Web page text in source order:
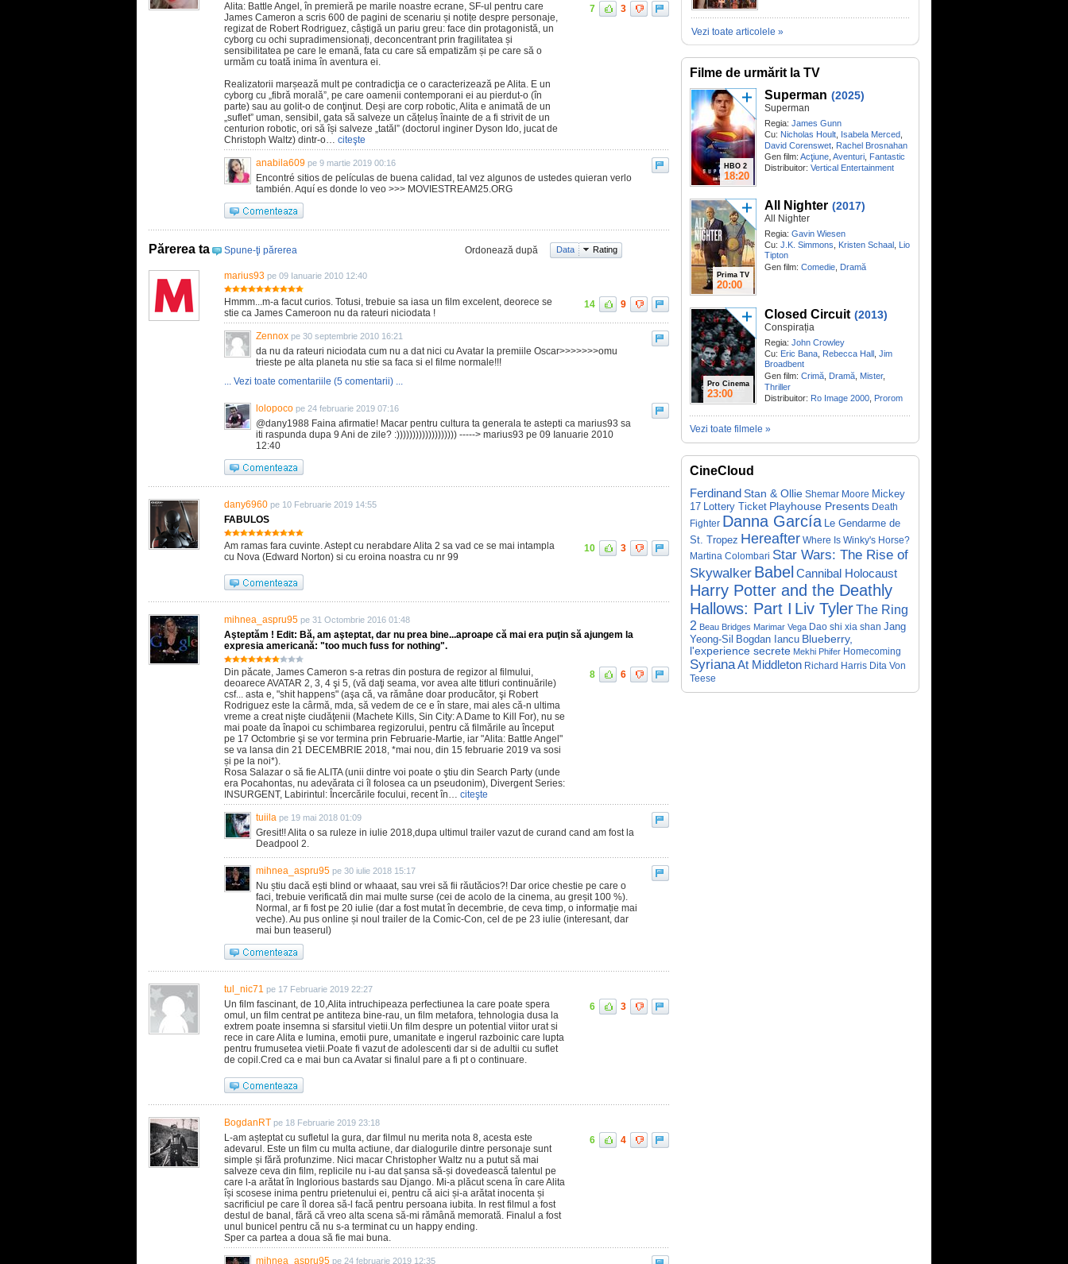
Alita: Battle Angel, în premieră pe marile noastre ecrane, SF-ul pentru care
James Cameron a scris 600 de pagini de scenariu și notițe despre personaje,
regizat de Robert Rodriguez, câștigă un pariu greu: face din protagonistă, un
cyborg cu ochi supradimensionați, deconcentrant prin fragilitatea și
sensibilitatea pe care le emană, fata cu care să empatizăm și pe care să o
urmăm cu toată inima în aventura ei.
Realizatorii marșează mult pe contradicţia ce o caracterizează pe Alita. E un
cyborg cu „fibră morală”, pe care oamenii contemporani ei au pierdut-o (în
parte) sau au golit-o de conţinut. Deși are corp robotic, Alita e animată de un
„suflet” uman, sensibil, gata să salveze un cățeluș înainte de a fi strivit de un
centurion robotic, ori să își salveze „tatăl” (doctorul inginer Dyson Ido, jucat de
Christoph Waltz) dintr-o… citeşte
7 3
anabila609 pe 9 martie 2019 00:16
Encontré sitios de películas de buena calidad, tal vez algunos de ustedes quieran verlo
también. Aquí es donde lo veo >>> MOVIESTREAM25.ORG
Părerea ta Spune-ţi părerea Ordonează după Data Rating
marius93 pe 09 Ianuarie 2010 12:40
Hmmm...m-a facut curios. Totusi, trebuie sa iasa un film excelent, deorece se
stie ca James Cameroon nu da rateuri niciodata !
14 9
Zennox pe 30 septembrie 2010 16:21
da nu da rateuri niciodata cum nu a dat nici cu Avatar la premiile Oscar>>>>>>>omu
trieste pe alta planeta nu stie sa faca si el filme normale!!!
... Vezi toate comentariile (5 comentarii) ...
lolopoco pe 24 februarie 2019 07:16
@dany1988 Faina afirmatie! Macar pentru cultura ta generala te astepti ca marius93 sa
iti raspunda dupa 9 Ani de zile? :))))))))))))))))))) -----> marius93 pe 09 Ianuarie 2010
12:40
dany6960 pe 10 Februarie 2019 14:55
FABULOS
Am ramas fara cuvinte. Astept cu nerabdare Alita 2 sa vad ce se mai intampla
cu Nova (Edward Norton) si cu eroina noastra cu nr 99
10 3
mihnea_aspru95 pe 31 Octombrie 2016 01:48
Aşteptăm ! Edit: Bă, am aşteptat, dar nu prea bine...aproape că mai era puţin să ajungem la
expresia americană: "too much fuss for nothing".
Din păcate, James Cameron s-a retras din postura de regizor al filmului,
deoarece AVATAR 2, 3, 4 şi 5, (vă daţi seama, vor avea alte titluri continuările)
csf... asta e, "shit happens" (aşa că, va rămâne doar producător, şi Robert
Rodriguez este la cârmă, mda, să vedem de ce e în stare, mai ales că-n ultima
vreme a creat nişte ciudăţenii (Machete Kills, Sin City: A Dame to Kill For), nu se
mai poate da înapoi cu schimbarea regizorului, pentru că filmările au început
pe 17 Octombrie şi se vor termina prin Februarie-Martie, iar "Alita: Battle Angel"
se va lansa din 21 DECEMBRIE 2018, *mai nou, din 15 februarie 2019 va sosi
și pe la noi*).
Rosa Salazar o să fie ALITA (unii dintre voi poate o ştiu din Search Party (unde
era Pocahontas, nu adevărata ci îl folosea ca un pseudonim), Divergent Series:
INSURGENT, Labirintul: Încercările focului, recent în… citeşte
8 6
tuiila pe 19 mai 2018 01:09
Gresit!! Alita o sa ruleze in iulie 2018,dupa ultimul trailer vazut de curand cand am fost la
Deadpool 2.
mihnea_aspru95 pe 30 iulie 2018 15:17
Nu știu dacă ești blind or whaaat, sau vrei să fii răutăcios?! Dar orice chestie pe care o
faci, trebuie verificată din mai multe surse (cei de acolo de la cinema, au greșit 100 %).
Normal, ar fi fost pe 20 iulie (dar a fost mutat în decembrie, de ceva timp, o informație mai
veche). Au pus online și noul trailer de la Comic-Con, cel de pe 23 iulie (interesant, dar
mai bun teaserul)
tul_nic71 pe 17 Februarie 2019 22:27
Un film fascinant, de 10,Alita intruchipeaza perfectiunea la care poate spera
omul, un film centrat pe antiteza bine-rau, un film metafora, tehnologia dusa la
extrem poate insemna si sfarsitul vietii.Un film despre un potential viitor urat si
rece in care Alita e lumina, emotii pure, umanitate e ingerul razboinic care lupta
pentru frumusetea vietii.Poate fi vazut de adolescenti dar si de adultii cu suflet
de copil.Cred ca e mai bun ca Avatar si finalul pare a fi pt o continuare.
6 3
BogdanRT pe 18 Februarie 2019 23:18
L-am așteptat cu sufletul la gura, dar filmul nu merita nota 8, acesta este
adevarul. Este un film cu multa actiune, dar dialogurile dintre personaje sunt
simple și fără profunzime. Nici macar Christopher Waltz nu a putut să mai
salveze ceva din film, replicile nu i-au dat șansa să-și dovedească talentul pe
care l-a arătat în Inglorious bastards sau Django. Mi-a plăcut scena în care Alita
își scosese inima pentru prietenului ei, pentru că aici și-a arătat inocenta și
sacrificiul pe care îl dorea să-l facă pentru persoana iubita. In rest filmul a fost
destul de banal, fără că vreo alta scena să-mi rămână memorată. Finalul a fost
unul bunicel pentru că nu s-a terminat cu un happy ending.
Sper ca partea a doua să fie mai buna.
6 4
mihnea_aspru95 pe 24 februarie 2019 12:35
Vezi toate articolele »
Filme de urmărit la TV
HBO 2
18:20
Superman (2025)
Superman
Regia: James Gunn
Cu: Nicholas Hoult Isabela Merced
David Corenswet, Rachel Brosnahan
Gen film: Acţiune Aventuri Fantastic
Distribuitor: Vertical Entertainment
Prima TV
20:00
All Nighter (2017)
All Nighter
Regia: Gavin Wiesen
Cu: J.K. Simmons Kristen Schaal Lio
Tipton
Gen film: Comedie Dramă
Pro Cinema
23:00
Closed Circuit (2013)
Conspirația
Regia: John Crowley
Cu: Eric Bana Rebecca Hall Jim
Broadbent
Gen film: Crimă Dramă Mister,
Thriller
Distribuitor: Ro Image 2000 Prorom
Vezi toate filmele »
CineCloud
Ferdinand Stan & Ollie Shemar Moore Mickey
17 Lottery Ticket Playhouse Presents Death
Fighter Danna García Le Gendarme de
St. Tropez Hereafter Where Is Winky's Horse?
Martina Colombari Star Wars: The Rise of
Skywalker Babel Cannibal Holocaust
Harry Potter and the Deathly
Hallows: Part I Liv TylerThe Ring
2 Beau Bridges Marimar Vega Dao shi xia shan Jang
Yeong-Sil
Bogdan Iancu Blueberry,
l'experience secrete Mekhi Phifer Homecoming
SyrianaAt Middleton Richard Harris Dita Von
Teese